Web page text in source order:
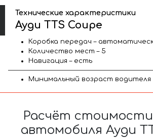
Технические характеристики
Ауди TTS Coupe
Коробка передач –
Количество мест – 5
Навигация – есть
Минимальный возраст водителя
Расчёт
автомобиля Ауди